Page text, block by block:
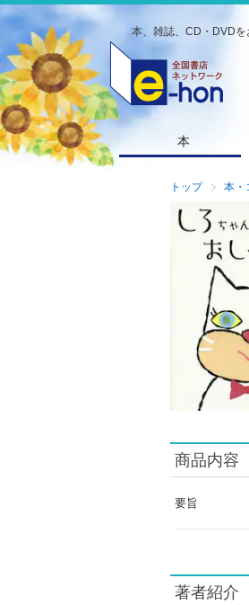
本、雑誌、CD・DVDを
本
トップ 本・
商品内容
要旨
著者紹介